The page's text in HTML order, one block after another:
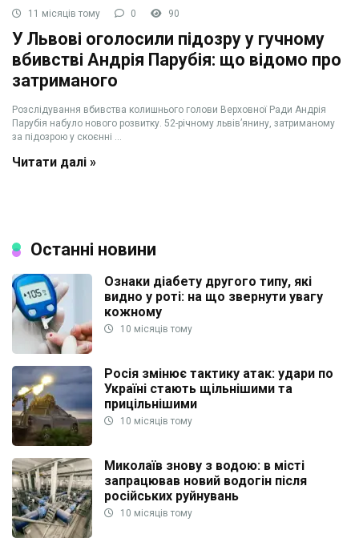
11 місяців тому 0 90
У Львові оголосили підозру у гучному
вбивстві Андрія Парубія: що відомо про
затриманого
Розслідування вбивства колишнього голови Верховної Ради Андрія
Парубія набуло нового розвитку. 52-річному львів’янину, затриманому
за підозрою у скоєнні ...
Читати далі »
Останні новини
Ознаки діабету другого типу, які
видно у роті: на що звернути увагу
кожному
10 місяців тому
Росія змінює тактику атак: удари по
Україні стають щільнішими та
прицільнішими
10 місяців тому
Миколаїв знову з водою: в місті
запрацював новий водогін після
російських руйнувань
10 місяців тому